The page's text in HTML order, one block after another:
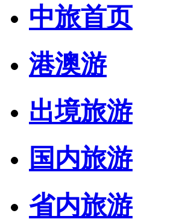
中旅首页
港澳游
出境旅游
国内旅游
省内旅游